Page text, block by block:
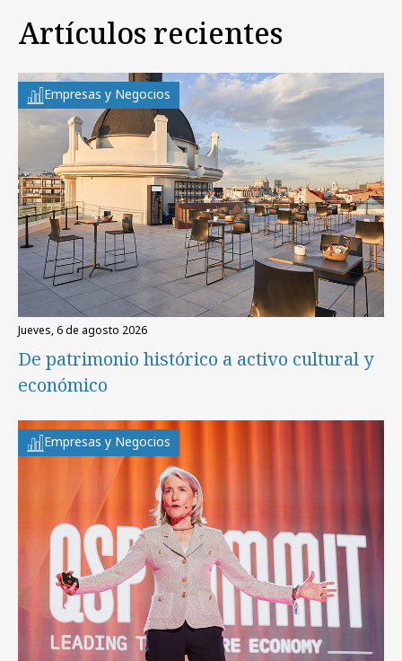
Artículos recientes
Empresas y Negocios
jueves, 6 de agosto 2026
De patrimonio histórico a activo cultural y
económico
Empresas y Negocios